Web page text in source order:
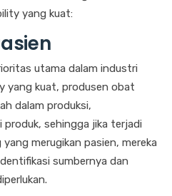
yang kuat:
utama dalam industri
yang kuat, produsen obat
dalam produksi,
sehingga jika terjadi
merugikan pasien, mereka
sumbernya dan